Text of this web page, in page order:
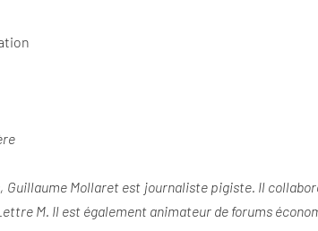
Guillaume Mollaret est journaliste pigiste. Il
M. Il est également animateur de forums